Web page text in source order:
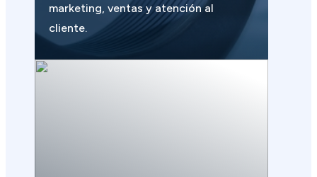
marketing, ventas y atención al
cliente.